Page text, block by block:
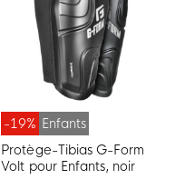
-19% Enfants
Protège-Tibias G-Form
Volt pour Enfants, noir